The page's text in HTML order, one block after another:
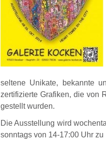
seltene Unikate, bekannte
zertifizierte Grafiken, die von
gestellt wurden.
Die Ausstellung wird
sonntags von 14-17:00 Uhr